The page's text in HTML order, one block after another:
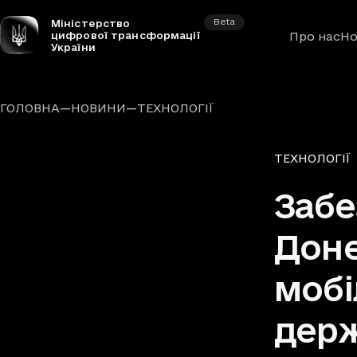
Міністерство
цифрової трансформації
України
Beta
Про нас
ГОЛОВНА—НОВИНИ—ТЕХНОЛОГІЇ
Рубрики
ТЕХНОЛОГІЇ